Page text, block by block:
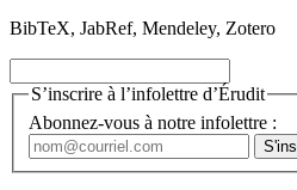
BibTeX, JabRef, Mendeley, Zotero
S’inscrire à l’infolettre d’Érudit
Abonnez-vous à notre infolettre :